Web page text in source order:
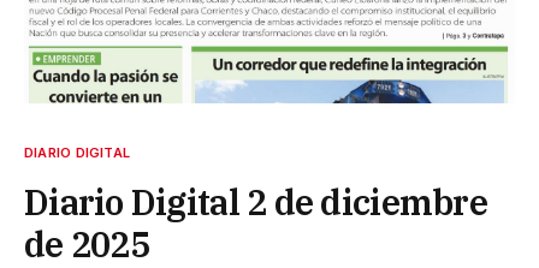
DIARIO DIGITAL
Diario Digital 2 de diciembre
de 2025